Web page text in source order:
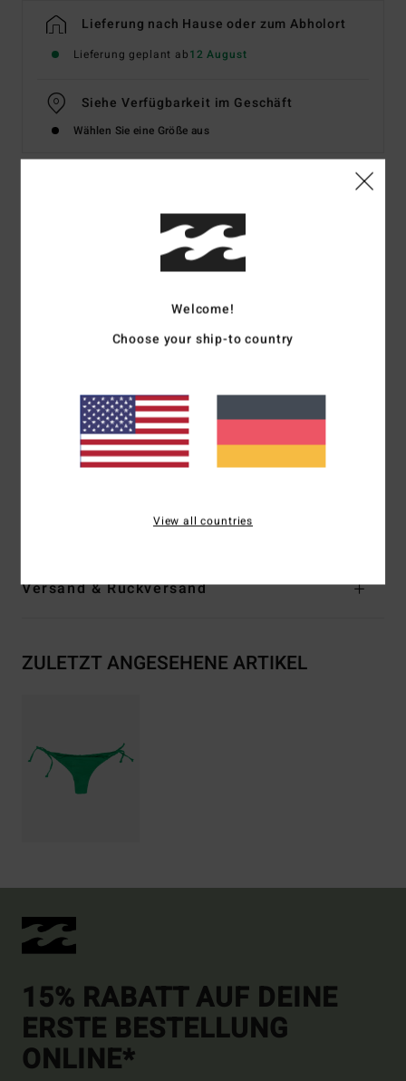
Lieferung nach Hause oder zum Abholort
Lieferung geplant ab12 August
Siehe Verfügbarkeit im Geschäft
Wählen Sie eine Größe aus
Details & Funktionen
Frauen Grün Bikinihose zum Binden an der Seite
taille:Mittelhoher Bund
Zum Knoten seitlich
Gesticktes Logo
Polyester, 9 % Elastan
Versand & Rückversand
ZULETZT ANGESEHENE ARTIKEL
15% RABATT AUF DEINE
ERSTE BESTELLUNG
ONLINE*
Welcome!
Choose your ship-to country
View all countries